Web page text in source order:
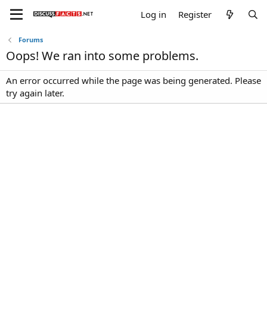
Log in Register
Forums
Oops! We ran into some problems.
An error occurred while the page was being generated. Please
try again later.